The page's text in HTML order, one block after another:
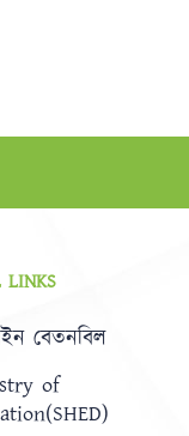
LINKS
বেতনবিল
of